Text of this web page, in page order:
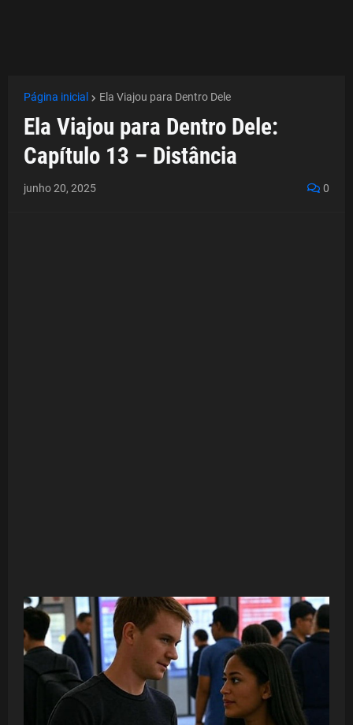
Página inicial Ela Viajou para Dentro Dele
Ela Viajou para Dentro Dele:
Capítulo 13 – Distância
junho 20, 2025 0